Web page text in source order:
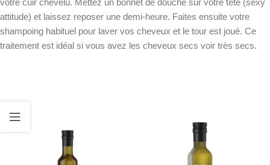
votre cuir chevelu. Mettez un bonnet de douche sur votre tête (sexy
attitude) et laissez reposer une demi-heure. Faites ensuite votre
shampoing habituel pour laver vos cheveux et le tour est joué. Ce
traitement est idéal si vous avez les cheveux secs voir très secs.